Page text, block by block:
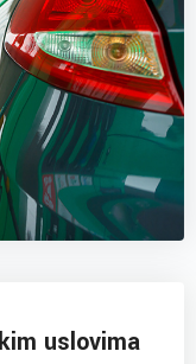
uslovima